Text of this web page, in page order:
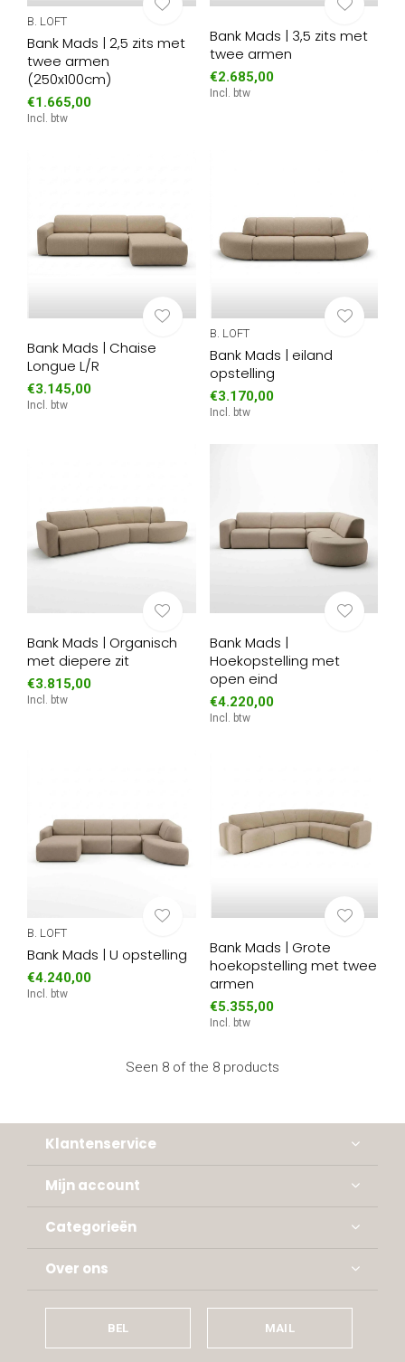
B. LOFT
Bank Mads | 2,5 zits met
twee armen
(250x100cm)
€1.665,00
Incl. btw
Bank Mads | 3,5 zits met
twee armen
€2.685,00
Incl. btw
Bank Mads | Chaise
Longue L/R
€3.145,00
Incl. btw
B. LOFT
Bank Mads | eiland
opstelling
€3.170,00
Incl. btw
Bank Mads | Organisch
met diepere zit
€3.815,00
Incl. btw
Bank Mads |
Hoekopstelling met
open eind
€4.220,00
Incl. btw
B. LOFT
Bank Mads | U opstelling
€4.240,00
Incl. btw
Bank Mads | Grote
hoekopstelling met twee
armen
€5.355,00
Incl. btw
Seen 8 of the 8 products
Klantenservice
Mijn account
Categorieën
Over ons
BEL MAIL